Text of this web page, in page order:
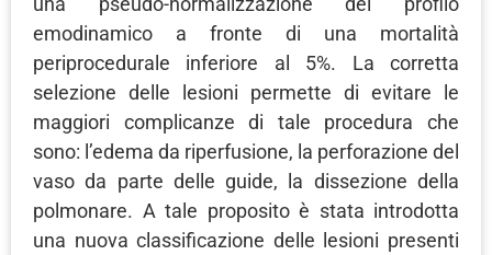
emodinamico a fronte di una mortalità
periprocedurale inferiore al 5%. La corretta
selezione delle lesioni permette di evitare le
maggiori complicanze di tale procedura che
sono: l’edema da riperfusione, la perforazione del
vaso da parte delle guide, la dissezione della
polmonare. A tale proposito è stata introdotta
una nuova classificazione delle lesioni presenti